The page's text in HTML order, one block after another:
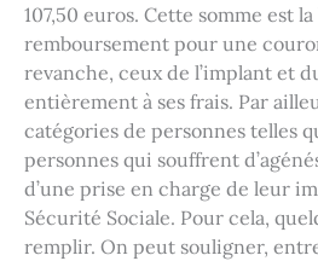
107,50 euros. Cette somme est la
remboursement pour une
revanche, ceux de l’implant et
entièrement à ses frais. Par
catégories de personnes telles
personnes qui souffrent
d’une prise en charge de leur
Sécurité Sociale. Pour cela,
remplir. On peut souligner,